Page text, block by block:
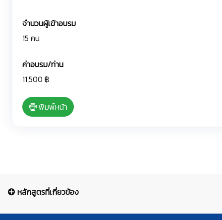
จำนวนผู้เข้าอบรม
15 คน
ค่าอบรม/ท่าน
11,500 ฿
พิมพ์หน้า
หลักสูตรที่เกี่ยวข้อง